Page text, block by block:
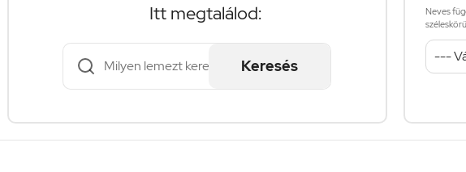
Itt megtalálod:
Keresés
Neves